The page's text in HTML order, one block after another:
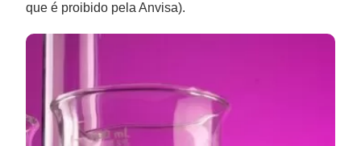
que é proibido pela Anvisa).